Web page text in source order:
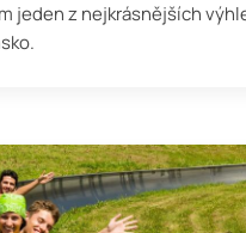
jeden z nejkrásnějších